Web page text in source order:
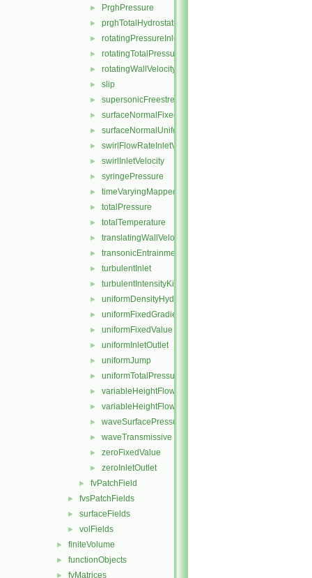
► PrghPressure
► prghTotalHydrostaticPressure
► rotatingPressureInletOutletVelocity
► rotatingTotalPressure
► rotatingWallVelocity
► slip
► supersonicFreestream
► surfaceNormalFixedValue
► surfaceNormalUniformFixedValue
► swirlFlowRateInletVelocity
► swirlInletVelocity
► syringePressure
► timeVaryingMappedFixedValue
► totalPressure
► totalTemperature
► translatingWallVelocity
► transonicEntrainmentPressure
► turbulentInlet
► turbulentIntensityKineticEnergyInlet
► uniformDensityHydrostaticPressure
► uniformFixedGradient
► uniformFixedValue
► uniformInletOutlet
► uniformJump
► uniformTotalPressure
► variableHeightFlowRate
► variableHeightFlowRateInletVelocity
► waveSurfacePressure
► waveTransmissive
► zeroFixedValue
► zeroInletOutlet
► fvPatchField
► fvsPatchFields
► surfaceFields
► volFields
► finiteVolume
► functionObjects
► fvMatrices